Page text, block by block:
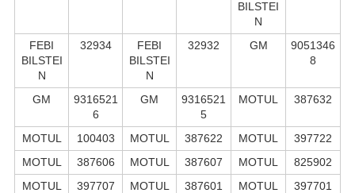
BILSTEI
N
FEBI
BILSTEI
N
32934
FEBI
BILSTEI
N
32932 GM
9051346
8
GM
9316521
6
GM
9316521
5
MOTUL 387632
MOTUL 100403 MOTUL 387622 MOTUL
397722
MOTUL
387606 MOTUL 387607 MOTUL
825902
MOTUL
397707 MOTUL 387601 MOTUL
397701